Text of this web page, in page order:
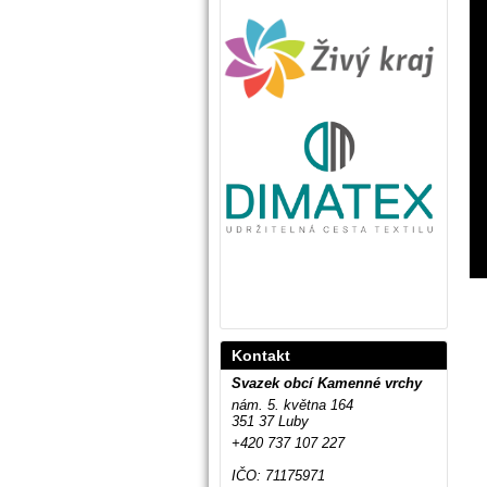
Kontakt
Svazek obcí Kamenné vrchy
nám. 5. května 164
351 37 Luby
+420 737 107 227
IČO: 71175971